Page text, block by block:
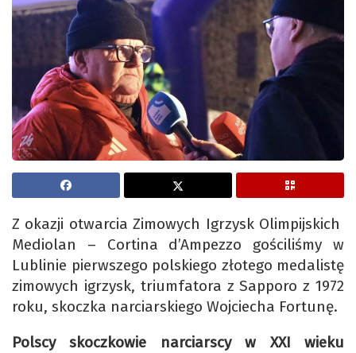
Z okazji otwarcia Zimowych Igrzysk Olimpijskich
Mediolan – Cortina d’Ampezzo gościliśmy w
Lublinie pierwszego polskiego złotego medalistę
zimowych igrzysk, triumfatora z Sapporo z 1972
roku, skoczka narciarskiego Wojciecha Fortunę.
Polscy skoczkowie narciarscy w XXI wieku